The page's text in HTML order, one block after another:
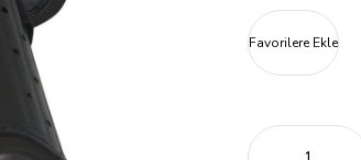
Favorilere Ekle